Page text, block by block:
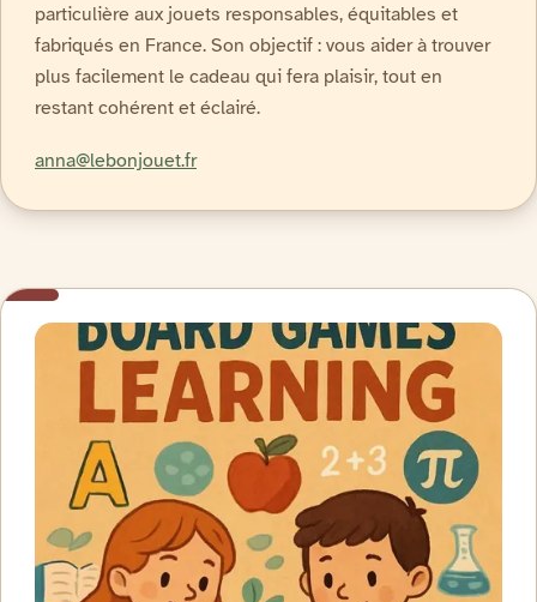
particulière aux jouets responsables, équitables et
fabriqués en France. Son objectif : vous aider à trouver
plus facilement le cadeau qui fera plaisir, tout en
restant cohérent et éclairé.
anna@lebonjouet.fr